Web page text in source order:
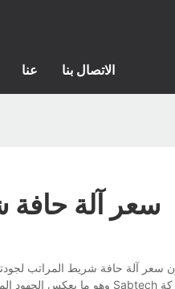
عنا الاتصال بنا
سعر آلة حافة
سعر آلة حافة شريط المراتب